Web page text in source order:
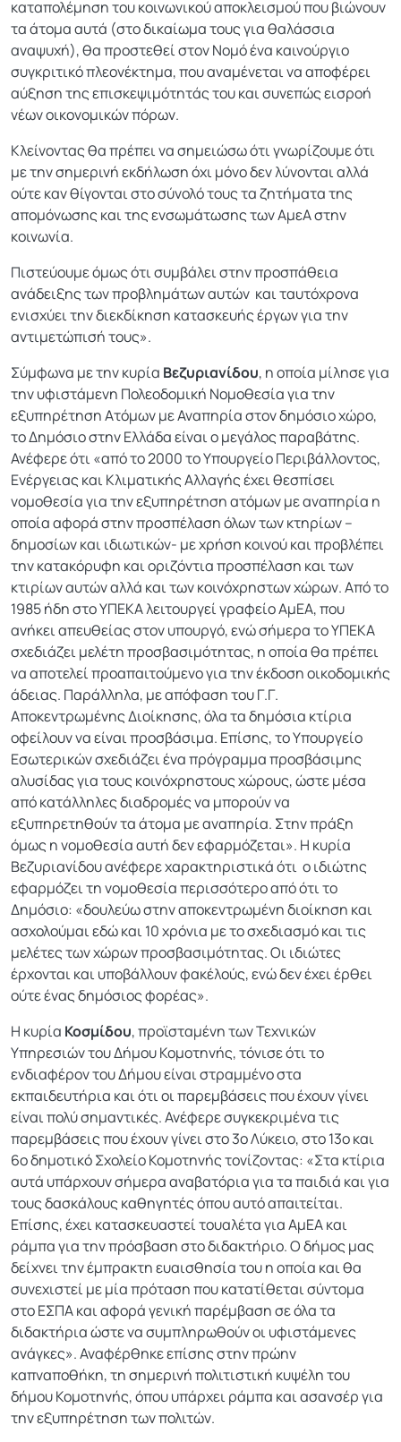
καταπολέμηση του κοινωνικού αποκλεισμού που βιώνουν
τα άτομα αυτά (στο δικαίωμα τους για θαλάσσια
αναψυχή), θα προστεθεί στον Νομό ένα καινούργιο
συγκριτικό πλεονέκτημα, που αναμένεται να αποφέρει
αύξηση της επισκεψιμότητάς του και συνεπώς εισροή
νέων οικονομικών πόρων.
Κλείνοντας θα πρέπει να σημειώσω ότι γνωρίζουμε ότι
με την σημερινή εκδήλωση όχι μόνο δεν λύνονται αλλά
ούτε καν θίγονται στο σύνολό τους τα ζητήματα της
απομόνωσης και της ενσωμάτωσης των ΑμεΑ στην
κοινωνία.
Πιστεύουμε όμως ότι συμβάλει στην προσπάθεια
ανάδειξης των προβλημάτων αυτών και ταυτόχρονα
ενισχύει την διεκδίκηση κατασκευής έργων για την
αντιμετώπισή τους».
Σύμφωνα με την κυρία Βεζυριανίδου, η οποία μίλησε για
την υφιστάμενη Πολεοδομική Νομοθεσία για την
εξυπηρέτηση Ατόμων με Αναπηρία στον δημόσιο χώρο,
το Δημόσιο στην Ελλάδα είναι ο μεγάλος παραβάτης.
Ανέφερε ότι «από το 2000 το Υπουργείο Περιβάλλοντος,
Ενέργειας και Κλιματικής Αλλαγής έχει θεσπίσει
νομοθεσία για την εξυπηρέτηση ατόμων με αναπηρία η
οποία αφορά στην προσπέλαση όλων των κτηρίων –
δημοσίων και ιδιωτικών- με χρήση κοινού και προβλέπει
την κατακόρυφη και οριζόντια προσπέλαση και των
κτιρίων αυτών αλλά και των κοινόχρηστων χώρων. Από το
1985 ήδη στο ΥΠΕΚΑ λειτουργεί γραφείο ΑμΕΑ, που
ανήκει απευθείας στον υπουργό, ενώ σήμερα το ΥΠΕΚΑ
σχεδιάζει μελέτη προσβασιμότητας, η οποία θα πρέπει
να αποτελεί προαπαιτούμενο για την έκδοση οικοδομικής
άδειας. Παράλληλα, με απόφαση του Γ.Γ.
Αποκεντρωμένης Διοίκησης, όλα τα δημόσια κτίρια
οφείλουν να είναι προσβάσιμα. Επίσης, το Υπουργείο
Εσωτερικών σχεδιάζει ένα πρόγραμμα προσβάσιμης
αλυσίδας για τους κοινόχρηστους χώρους, ώστε μέσα
από κατάλληλες διαδρομές να μπορούν να
εξυπηρετηθούν τα άτομα με αναπηρία. Στην πράξη
όμως η νομοθεσία αυτή δεν εφαρμόζεται». Η κυρία
Βεζυριανίδου ανέφερε χαρακτηριστικά ότι ο ιδιώτης
εφαρμόζει τη νομοθεσία περισσότερο από ότι το
Δημόσιο: «δουλεύω στην αποκεντρωμένη διοίκηση και
ασχολούμαι εδώ και 10 χρόνια με το σχεδιασμό και τις
μελέτες των χώρων προσβασιμότητας. Οι ιδιώτες
έρχονται και υποβάλλουν φακέλούς, ενώ δεν έχει έρθει
ούτε ένας δημόσιος φορέας».
Η κυρία Κοσμίδου, προϊσταμένη των Τεχνικών
Υπηρεσιών του Δήμου Κομοτηνής, τόνισε ότι το
ενδιαφέρον του Δήμου είναι στραμμένο στα
εκπαιδευτήρια και ότι οι παρεμβάσεις που έχουν γίνει
είναι πολύ σημαντικές. Ανέφερε συγκεκριμένα τις
παρεμβάσεις που έχουν γίνει στο 3ο Λύκειο, στο 13ο και
6ο δημοτικό Σχολείο Κομοτηνής τονίζοντας: «Στα κτίρια
αυτά υπάρχουν σήμερα αναβατόρια για τα παιδιά και για
τους δασκάλους καθηγητές όπου αυτό απαιτείται.
Επίσης, έχει κατασκευαστεί τουαλέτα για ΑμΕΑ και
ράμπα για την πρόσβαση στο διδακτήριο. Ο δήμος μας
δείχνει την έμπρακτη ευαισθησία του η οποία και θα
συνεχιστεί με μία πρόταση που κατατίθεται σύντομα
στο ΕΣΠΑ και αφορά γενική παρέμβαση σε όλα τα
διδακτήρια ώστε να συμπληρωθούν οι υφιστάμενες
ανάγκες». Αναφέρθηκε επίσης στην πρώην
καπναποθήκη, τη σημερινή πολιτιστική κυψέλη του
δήμου Κομοτηνής, όπου υπάρχει ράμπα και ασανσέρ για
την εξυπηρέτηση των πολιτών.